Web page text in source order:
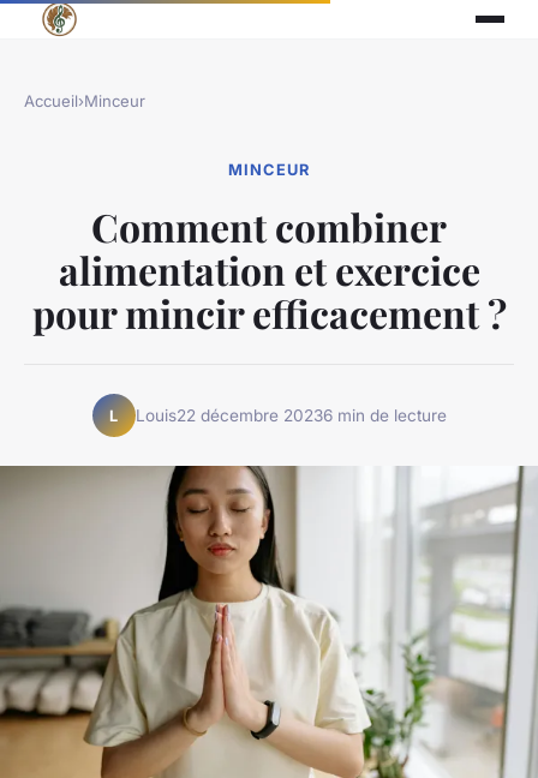
Accueil›Minceur
MINCEUR
Comment combiner
alimentation et exercice
pour mincir efficacement ?
L Louis22 décembre 20236 min de lecture